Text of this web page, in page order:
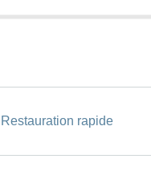
Restauration rapide